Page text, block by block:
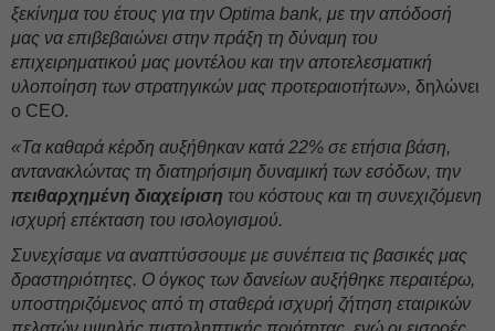
ξεκίνημα του έτους για την Optima bank, με την απόδοσή
μας να επιβεβαιώνει στην πράξη τη δύναμη του
επιχειρηματικού μας μοντέλου και την αποτελεσματική
υλοποίηση των στρατηγικών μας προτεραιοτήτων», δηλώνει
ο CEO.
«Τα καθαρά κέρδη αυξήθηκαν κατά 22% σε ετήσια βάση,
αντανακλώντας τη διατηρήσιμη δυναμική των εσόδων, την
πειθαρχημένη διαχείριση του κόστους και τη συνεχιζόμενη
ισχυρή επέκταση του ισολογισμού.
Συνεχίσαμε να αναπτύσσουμε με συνέπεια τις βασικές μας
δραστηριότητες. Ο όγκος των δανείων αυξήθηκε περαιτέρω,
υποστηριζόμενος από τη σταθερά ισχυρή ζήτηση εταιρικών